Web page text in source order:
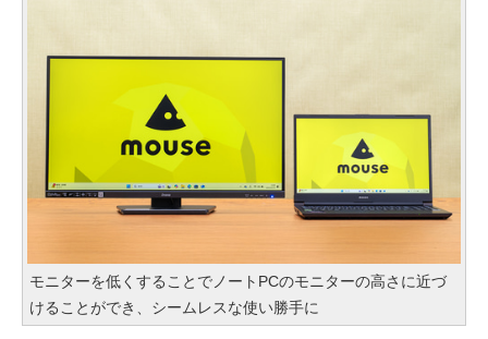
モニターを低くすることでノートPCのモニターの高さに近づ
けることができ、シームレスな使い勝手に